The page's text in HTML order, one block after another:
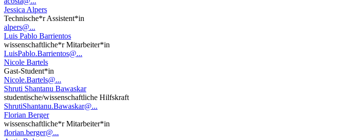
Jessica Alpers
Technische*r Assistent*in
alpers@...
Luis Pablo Barrientos
wissenschaftliche*r Mitarbeiter*in
LuisPablo.Barrientos@...
Nicole Bartels
Gast-Student*in
Nicole.Bartels@...
Shruti Shantanu Bawaskar
studentische/wissenschaftliche Hilfskraft
ShrutiShantanu.Bawaskar@...
Florian Berger
wissenschaftliche*r Mitarbeiter*in
florian.berger@...